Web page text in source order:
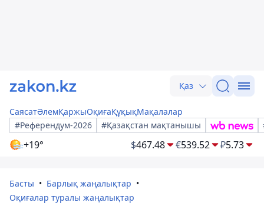
Қаз
СаясатӘлемҚаржыОқиғаҚұқықМақалалар
#Референдум-2026
#Қазақстан мақтанышы
+19° $467.48 €539.52 ₽5.73
Басты
Барлық жаңалықтар
Оқиғалар туралы жаңалықтар